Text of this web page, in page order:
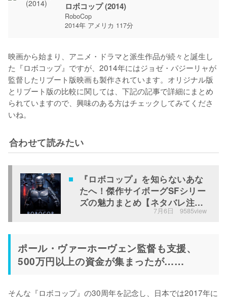
ロボコップ (2014)
RoboCop
2014年 アメリカ 117分
映画から始まり、アニメ・ドラマと派生作品が続々と誕生し
た『ロボコップ』ですが、2014年にはジョゼ・パジーリャが
監督したリブート版映画も製作されています。オリジナル版
とリブート版の比較に関しては、下記の記事で詳細にまとめ
られていますので、興味のある方はチェックしてみてくださ
いね。
合わせて読みたい
『ロボコップ』を知らないあな
たへ！傑作サイボーグSFシリー
ズの魅力まとめ【ネタバレ注
7月6日 9585view
ポール・ヴァーホーヴェン監督も支援、
500万円以上の資金が集まったが……
そんな『ロボコップ』の30周年を記念し、日本では2017年に